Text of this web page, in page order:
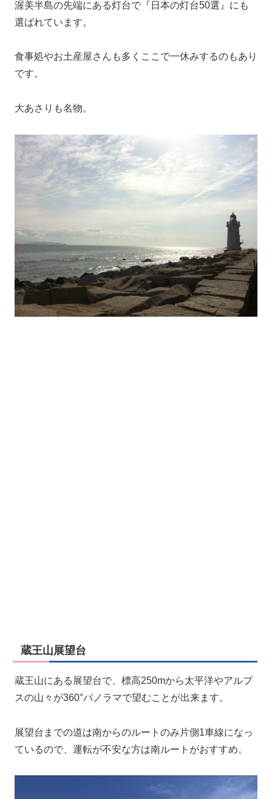
渥美半島の先端にある灯台で『日本の灯台50選』にも
選ばれています。
食事処やお土産屋さんも多くここで一休みするのもあり
です。
大あさりも名物。
蔵王山展望台
蔵王山にある展望台で、標高250mから太平洋やアルプ
スの山々が360°パノラマで望むことが出来ます。
展望台までの道は南からのルートのみ片側1車線になっ
ているので、運転が不安な方は南ルートがおすすめ。